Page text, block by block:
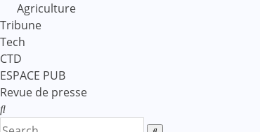
Agriculture
Tribune
Tech
CTD
ESPACE PUB
Revue de presse